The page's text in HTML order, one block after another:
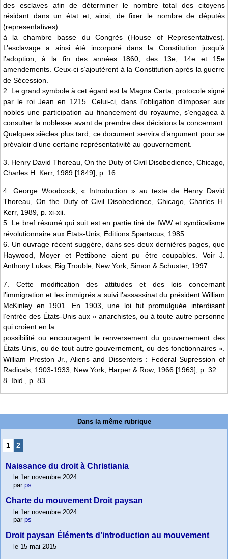
des esclaves afin de déterminer le nombre total des citoyens
résidant dans un état et, ainsi, de fixer le nombre de députés
(representatives)
à la chambre basse du Congrès (House of Representatives).
L’esclavage a ainsi été incorporé dans la Constitution jusqu’à
l’adoption, à la fin des années 1860, des 13e, 14e et 15e
amendements. Ceux-ci s’ajoutèrent à la Constitution après la guerre
de Sécession.
2. Le grand symbole à cet égard est la Magna Carta, protocole signé
par le roi Jean en 1215. Celui-ci, dans l’obligation d’imposer aux
nobles une participation au financement du royaume, s’engagea à
consulter la noblesse avant de prendre des décisions la concernant.
Quelques siècles plus tard, ce document servira d’argument pour se
prévaloir d’une certaine représentativité au gouvernement.
3. Henry David Thoreau, On the Duty of Civil Disobedience, Chicago,
Charles H. Kerr, 1989 [1849], p. 16.
4. George Woodcock, « Introduction » au texte de Henry David
Thoreau, On the Duty of Civil Disobedience, Chicago, Charles H.
Kerr, 1989, p. xi-xii.
5. Le bref résumé qui suit est en partie tiré de IWW et syndicalisme
révolutionnaire aux États-Unis, Éditions Spartacus, 1985.
6. Un ouvrage récent suggère, dans ses deux dernières pages, que
Haywood, Moyer et Pettibone aient pu être coupables. Voir J.
Anthony Lukas, Big Trouble, New York, Simon & Schuster, 1997.
7. Cette modification des attitudes et des lois concernant
l’immigration et les immigrés a suivi l’assassinat du président William
McKinley en 1901. En 1903, une loi fut promulguée interdisant
l’entrée des États-Unis aux « anarchistes, ou à toute autre personne
qui croient en la
possibilité ou encouragent le renversement du gouvernement des
États-Unis, ou de tout autre gouvernement, ou des fonctionnaires ».
William Preston Jr., Aliens and Dissenters : Federal Supression of
Radicals, 1903-1933, New York, Harper & Row, 1966 [1963], p. 32.
8. Ibid., p. 83.
Dans la même rubrique
1 2
Naissance du droit à Christiania
le 1er novembre 2024
par ps
Charte du mouvement Droit paysan
le 1er novembre 2024
par ps
Droit paysan Éléments d’introduction au mouvement
le 15 mai 2015